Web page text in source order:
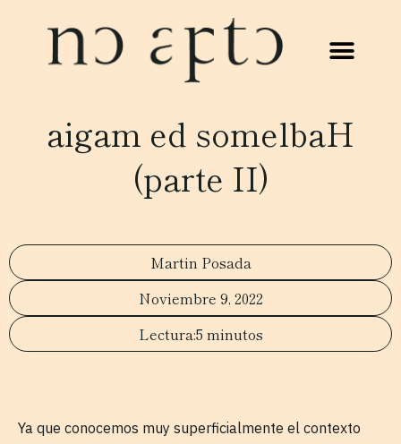
aigam ed somelbaH
(parte II)
Martin Posada
Noviembre 9, 2022
5 minutos
Ya que conocemos muy superficialmente el contexto